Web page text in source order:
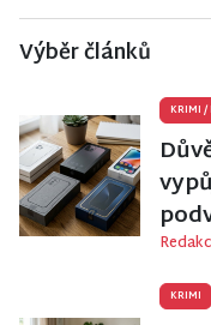
Výběr článků
KRIMI /
KRIMI